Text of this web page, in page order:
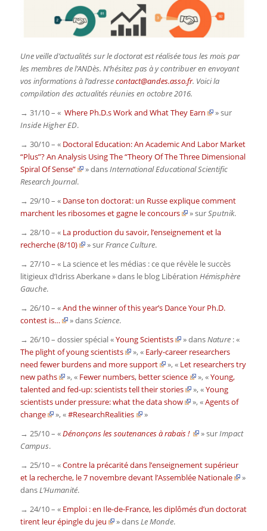
Une veille d’actualités sur le doctorat est réalisée tous les mois par
les membres de l’ANDès. N’hésitez pas à y contribuer en envoyant
vos informations à l’adressecontact@andes.asso.fr. Voici la
compilation des actualités réunies en octobre 2016.
→ 31/10 – « Where Ph.D.s Work and What They Earn
» sur
Inside Higher ED.
→ 30/10 – « Doctoral Education: An Academic And Labor Market
“Plus”? An Analysis Using The “Theory Of The Three Dimensional
Spiral Of Sense”
» dansInternational Educational Scientific
Research Journal.
→ 29/10 – « Danse ton doctorat: un Russe explique comment
marchent les ribosomes et gagne le concours
» surSputnik.
→ 28/10 – « La production du savoir, l’enseignement et la
recherche (8/10)
» surFrance Culture.
→ 27/10 – « La science et les médias : ce que révèle le succès
litigieux d’Idriss Aberkane » dans le blog Libération Hémisphère
Gauche.
→ 26/10 – «And the winner of this year’s Dance Your Ph.D.
contest is…
» dansScience.
→ 26/10 – dossier spécial «Young Scientists » dansNature : «
The plight of young scientists
», « Early-career researchers
need fewer burdens and more support
», « Let researchers try
new paths
», « Fewer numbers, better science », «Young,
talented and fed-up: scientists tell their stories
», «Young
scientists under pressure: what the data show
», «Agents of
change
», «#ResearchRealities
»
→ 25/10 – «Dénonçons les soutenances à rabais ! » surImpact
Campus.
→ 25/10 – «Contre la précarité dans l’enseignement supérieur
et la recherche, le 7 novembre devant l’Assemblée Nationale
»
dansL’Humanité.
→ 24/10 – « Emploi : en Ile-de-France, les diplômés d’un doctorat
tirent leur épingle du jeu
» dansLe Monde.